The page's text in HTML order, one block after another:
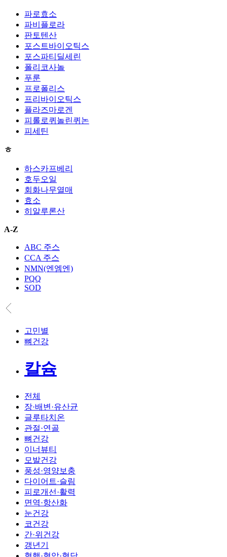
파로효소
파비플로라
판토텐산
포스트바이오틱스
포스파티딜세린
폴리코사놀
푸룬
프로폴리스
프리바이오틱스
플라즈마로겐
피롤로퀴놀린퀴논
피세틴
ㅎ
하스카프베리
호두오일
회화나무열매
효소
히알루론산
A-Z
ABC 주스
CCA 주스
NMN(엔엠엔)
PQQ
SOD
고민별
뼈건강
칼슘
전체
장·배변·유산균
글루타치온
관절·연골
뼈건강
이너뷰티
모발건강
풍성·영양보충
다이어트·슬림
피로개선·활력
면역·항산화
눈건강
코건강
간·위건강
갱년기